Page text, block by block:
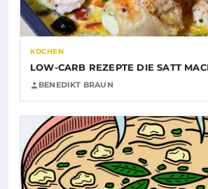
KOCHEN
LOW-CARB REZEPTE DIE SATT
BENEDIKT BRAUN